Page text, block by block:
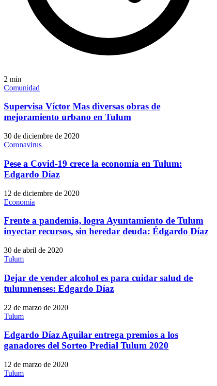
2 min
Comunidad
Supervisa Víctor Mas diversas obras de
mejoramiento urbano en Tulum
30 de diciembre de 2020
Coronavirus
Pese a Covid-19 crece la economía en Tulum:
Edgardo Díaz
12 de diciembre de 2020
Economía
Frente a pandemia, logra Ayuntamiento de Tulum
inyectar recursos, sin heredar deuda: Édgardo Díaz
30 de abril de 2020
Tulum
Dejar de vender alcohol es para cuidar salud de
tulumnenses: Edgardo Díaz
22 de marzo de 2020
Tulum
Edgardo Díaz Aguilar entrega premios a los
ganadores del Sorteo Predial Tulum 2020
12 de marzo de 2020
Tulum